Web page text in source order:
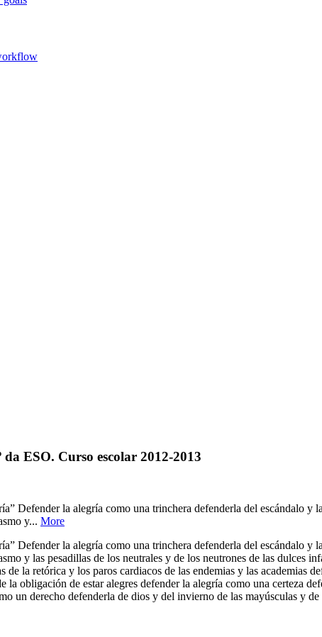
ESO. Curso escolar 2012-2013
Defender la alegría como una trinchera defenderla del escándalo y
y... More
Defender la alegría como una trinchera defenderla del escándalo y
y las pesadillas de los neutrales y de los neutrones de las dulces
de la retórica y los paros cardiacos de las endemias y las
la obligación de estar alegres defender la alegría como una certeza
un derecho defenderla de dios y del invierno de las mayúsculas y